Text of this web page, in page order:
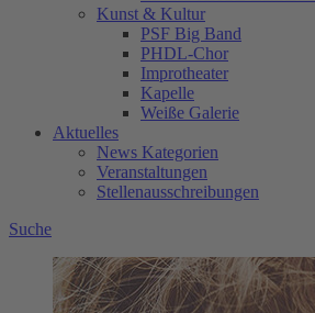
Kunst & Kultur
PSF Big Band
PHDL-Chor
Improtheater
Kapelle
Weiße Galerie
Aktuelles
News Kategorien
Veranstaltungen
Stellenausschreibungen
Suche